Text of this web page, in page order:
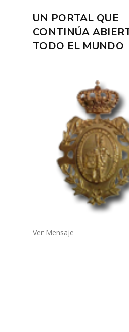
UN PORTAL QUE
CONTINÚA
TODO EL MUNDO
Ver Mensaje